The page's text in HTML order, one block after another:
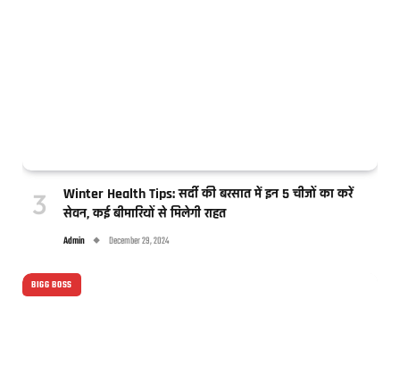
Winter Health Tips: सर्दी की बरसात में इन 5 चीजों का करें
सेवन, कई बीमारियों से मिलेगी राहत
Admin December 29, 2024
BIGG BOSS